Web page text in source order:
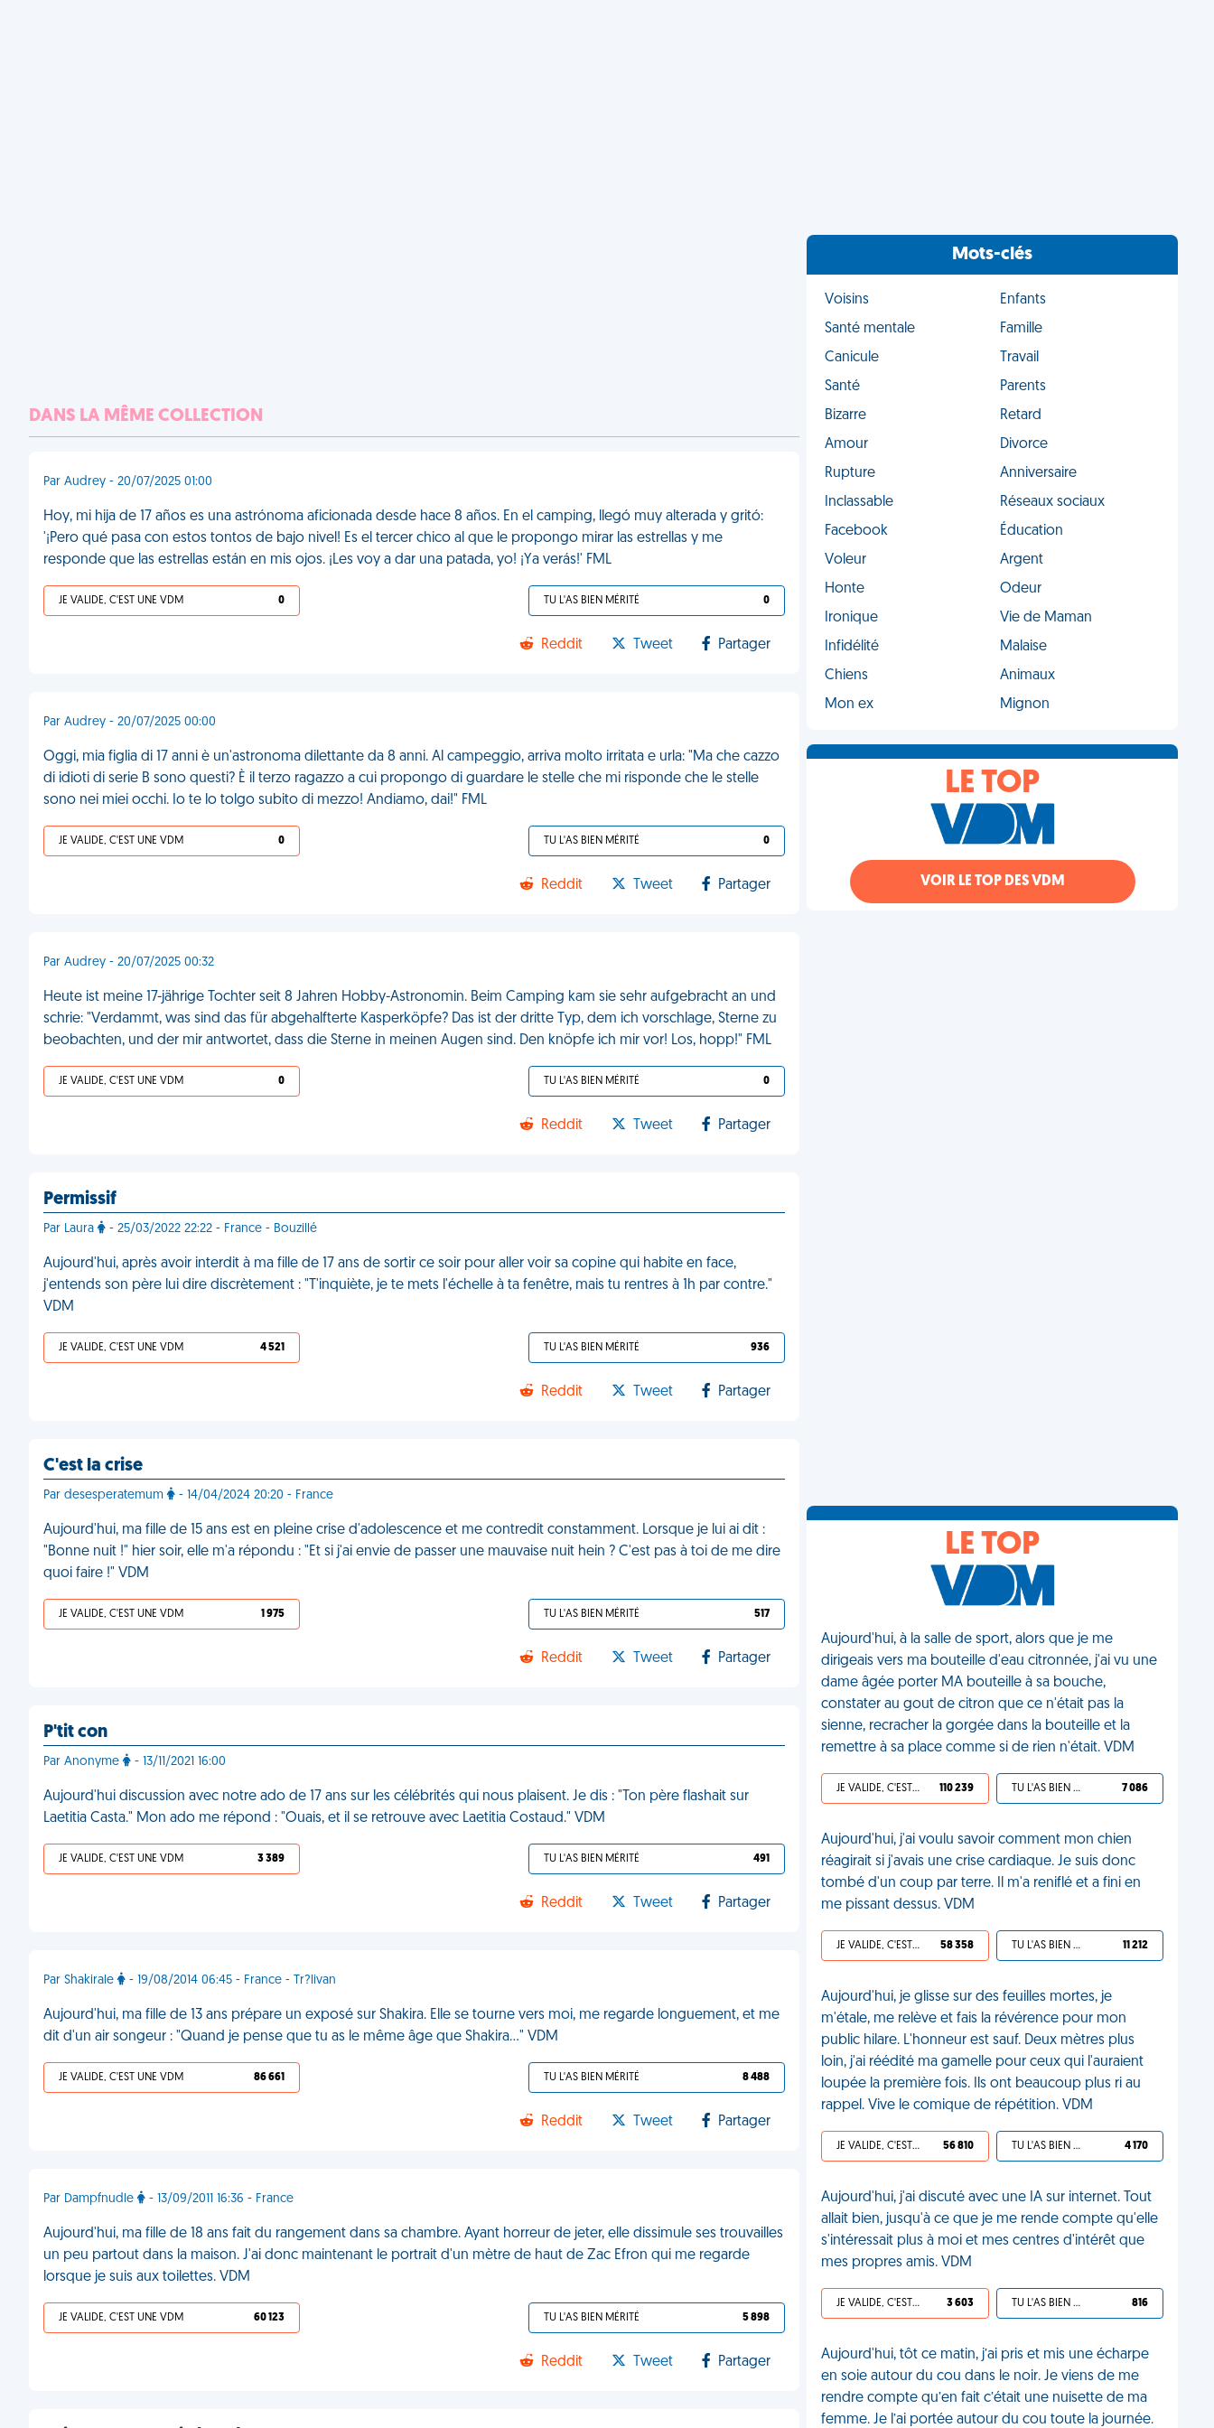
DANS LA MÊME COLLECTION
Par Audrey - 20/07/2025 01:00
Hoy, mi hija de 17 años es una astrónoma aficionada desde hace 8 años. En el camping, llegó muy alterada y gritó:
'¡Pero qué pasa con estos tontos de bajo nivel! Es el tercer chico al que le propongo mirar las estrellas y me
responde que las estrellas están en mis ojos. ¡Les voy a dar una patada, yo! ¡Ya verás!' FML
JE VALIDE, C'EST UNE VDM 0 TU L'AS BIEN MÉRITÉ 0
Reddit Tweet Partager
Par Audrey - 20/07/2025 00:00
Oggi, mia figlia di 17 anni è un'astronoma dilettante da 8 anni. Al campeggio, arriva molto irritata e urla: "Ma che cazzo
di idioti di serie B sono questi? È il terzo ragazzo a cui propongo di guardare le stelle che mi risponde che le stelle
sono nei miei occhi. Io te lo tolgo subito di mezzo! Andiamo, dai!" FML
JE VALIDE, C'EST UNE VDM 0 TU L'AS BIEN MÉRITÉ 0
Reddit Tweet Partager
Par Audrey - 20/07/2025 00:32
Heute ist meine 17-jährige Tochter seit 8 Jahren Hobby-Astronomin. Beim Camping kam sie sehr aufgebracht an und
schrie: "Verdammt, was sind das für abgehalfterte Kasperköpfe? Das ist der dritte Typ, dem ich vorschlage, Sterne zu
beobachten, und der mir antwortet, dass die Sterne in meinen Augen sind. Den knöpfe ich mir vor! Los, hopp!" FML
JE VALIDE, C'EST UNE VDM 0 TU L'AS BIEN MÉRITÉ 0
Reddit Tweet Partager
Permissif
Par Laura - 25/03/2022 22:22 - France - Bouzillé
Aujourd'hui, après avoir interdit à ma fille de 17 ans de sortir ce soir pour aller voir sa copine qui habite en face,
j'entends son père lui dire discrètement : "T'inquiète, je te mets l'échelle à ta fenêtre, mais tu rentres à 1h par contre."
VDM
JE VALIDE, C'EST UNE VDM 4 521 TU L'AS BIEN MÉRITÉ 936
Reddit Tweet Partager
C'est la crise
Par desesperatemum - 14/04/2024 20:20 - France
Aujourd'hui, ma fille de 15 ans est en pleine crise d'adolescence et me contredit constamment. Lorsque je lui ai dit :
"Bonne nuit !" hier soir, elle m'a répondu : "Et si j'ai envie de passer une mauvaise nuit hein ? C'est pas à toi de me dire
quoi faire !" VDM
JE VALIDE, C'EST UNE VDM 1 975 TU L'AS BIEN MÉRITÉ 517
Reddit Tweet Partager
P'tit con
Par Anonyme - 13/11/2021 16:00
Aujourd'hui discussion avec notre ado de 17 ans sur les célébrités qui nous plaisent. Je dis : "Ton père flashait sur
Laetitia Casta." Mon ado me répond : "Ouais, et il se retrouve avec Laetitia Costaud." VDM
JE VALIDE, C'EST UNE VDM 3 389 TU L'AS BIEN MÉRITÉ 491
Reddit Tweet Partager
Par Shakirale - 19/08/2014 06:45 - France - Tr?livan
Aujourd'hui, ma fille de 13 ans prépare un exposé sur Shakira. Elle se tourne vers moi, me regarde longuement, et me
dit d'un air songeur : "Quand je pense que tu as le même âge que Shakira..." VDM
JE VALIDE, C'EST UNE VDM 86 661 TU L'AS BIEN MÉRITÉ 8 488
Reddit Tweet Partager
Par Dampfnudle - 13/09/2011 16:36 - France
Aujourd'hui, ma fille de 18 ans fait du rangement dans sa chambre. Ayant horreur de jeter, elle dissimule ses trouvailles
un peu partout dans la maison. J'ai donc maintenant le portrait d'un mètre de haut de Zac Efron qui me regarde
lorsque je suis aux toilettes. VDM
JE VALIDE, C'EST UNE VDM 60 123 TU L'AS BIEN MÉRITÉ 5 898
Reddit Tweet Partager
Mots-clés
Voisins
Enfants
Santé mentale
Famille
Canicule
Travail
Santé
Parents
Bizarre
Retard
Amour
Divorce
Rupture
Anniversaire
Inclassable
Réseaux sociaux
Facebook
Éducation
Voleur
Argent
Honte
Odeur
Ironique
Vie de Maman
Infidélité
Malaise
Chiens
Animaux
Mon ex
Mignon
LE TOP
VOIR LE TOP DES VDM
LE TOP
Aujourd'hui, à la salle de sport, alors que je me
dirigeais vers ma bouteille d'eau citronnée, j'ai vu une
dame âgée porter MA bouteille à sa bouche,
constater au gout de citron que ce n'était pas la
sienne, recracher la gorgée dans la bouteille et la
remettre à sa place comme si de rien n'était. VDM
JE VALIDE, C'EST UNE VDM 110 239 TU L'AS BIEN MÉRITÉ 7 086
Aujourd'hui, j'ai voulu savoir comment mon chien
réagirait si j'avais une crise cardiaque. Je suis donc
tombé d'un coup par terre. Il m'a reniflé et a fini en
me pissant dessus. VDM
JE VALIDE, C'EST UNE VDM 58 358 TU L'AS BIEN MÉRITÉ 11 212
Aujourd'hui, je glisse sur des feuilles mortes, je
m'étale, me relève et fais la révérence pour mon
public hilare. L'honneur est sauf. Deux mètres plus
loin, j'ai réédité ma gamelle pour ceux qui l'auraient
loupée la première fois. Ils ont beaucoup plus ri au
rappel. Vive le comique de répétition. VDM
JE VALIDE, C'EST UNE VDM 56 810 TU L'AS BIEN MÉRITÉ 4 170
Aujourd'hui, j'ai discuté avec une IA sur internet. Tout
allait bien, jusqu'à ce que je me rende compte qu'elle
s'intéressait plus à moi et mes centres d'intérêt que
mes propres amis. VDM
JE VALIDE, C'EST UNE VDM 3 603 TU L'AS BIEN MÉRITÉ 816
Aujourd'hui, tôt ce matin, j’ai pris et mis une écharpe
en soie autour du cou dans le noir. Je viens de me
rendre compte qu’en fait c’était une nuisette de ma
femme. Je l’ai portée autour du cou toute la journée.